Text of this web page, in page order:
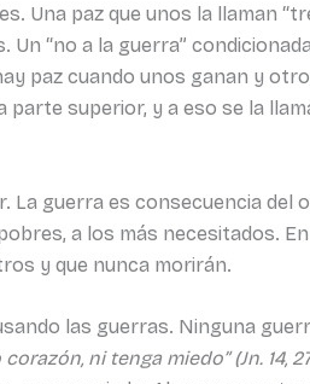
Una paz que unos la llaman
“no a la guerra”
paz cuando unos ganan y
superior, y a eso se la
La guerra es consecuencia
a los más necesitados.
y que nunca morirán.
las guerras. Ninguna
ni tenga miedo” (Jn. 14,